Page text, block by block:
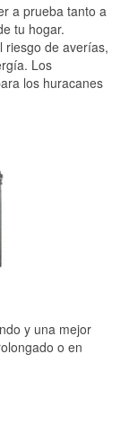
a prueba tanto a
tu hogar.
riesgo de averías,
Los
los huracanes
y una mejor
o en